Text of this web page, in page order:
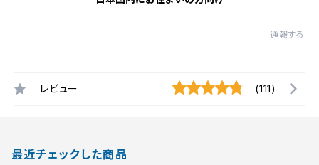
通報する
レビュー (111)
最近チェックした商品